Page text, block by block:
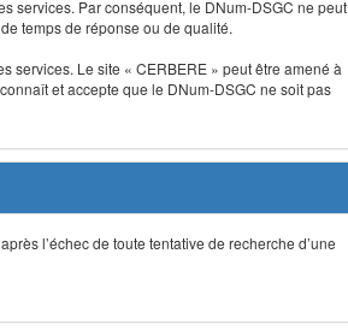
services. Par conséquent, le DNum-DSGC ne peut
temps de réponse ou de qualité.
services. Le site « CERBERE » peut être amené à
et accepte que le DNum-DSGC ne soit pas
l’échec de toute tentative de recherche d’une